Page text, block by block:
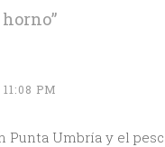
horno”
PM
Punta Umbría y el